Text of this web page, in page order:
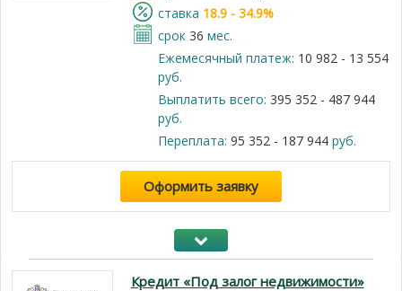
cтавка 18.9 - 34.9%
срок 36 мес.
Ежемесячный платеж: 10 982 - 13 554
руб.
Выплатить всего: 395 352 - 487 944
руб.
Переплата: 95 352 - 187 944руб.
Оформить заявку
Кредит «Под залог недвижимости»